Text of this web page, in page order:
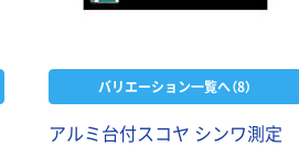
バリエーション一覧へ（8）
アルミ台付スコヤ シンワ測定
0.22mm 布テー
プ
￥145~ （税込）